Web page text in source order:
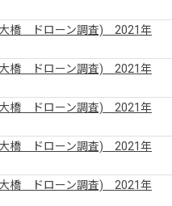
大橋 ドローン調査) 2021年
大橋 ドローン調査) 2021年
大橋 ドローン調査) 2021年
大橋 ドローン調査) 2021年
大橋 ドローン調査) 2021年